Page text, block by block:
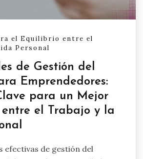
el Equilibrio entre el
Personal
de Gestión del
Emprendedores:
para un Mejor
el Trabajo y la
efectivas de gestión del